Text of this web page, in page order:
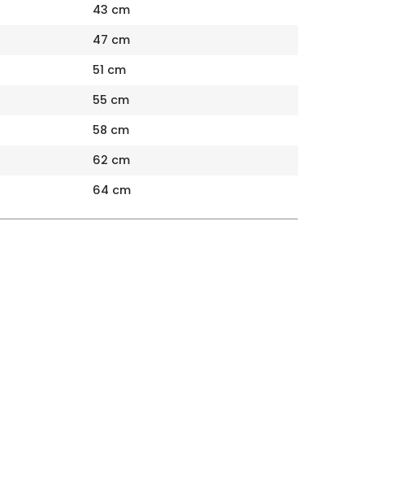
43 cm
47 cm
51 cm
55 cm
58 cm
62 cm
64 cm